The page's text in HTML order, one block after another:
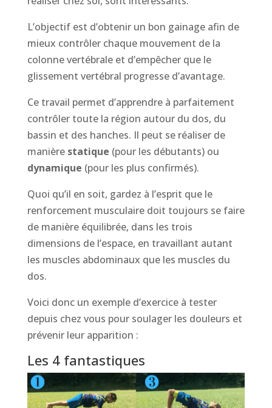
L’objectif est d’obtenir un bon gainage afin de
mieux contrôler chaque mouvement de la
colonne vertébrale et d’empêcher que le
glissement vertébral progresse d’avantage.
Ce travail permet d’apprendre à parfaitement
contrôler toute la région autour du dos, du
bassin et des hanches. Il peut se réaliser de
manière statique (pour les débutants) ou
dynamique (pour les plus confirmés).
Quoi qu’il en soit, gardez à l’esprit que le
renforcement musculaire doit toujours se faire
de manière équilibrée, dans les trois
dimensions de l’espace, en travaillant autant
les muscles abdominaux que les muscles du
dos.
Voici donc un exemple d’exercice à tester
depuis chez vous pour soulager les douleurs et
prévenir leur apparition :
Les 4 fantastiques